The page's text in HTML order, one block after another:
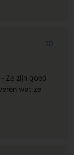
10
Ze zijn goed
wat ze